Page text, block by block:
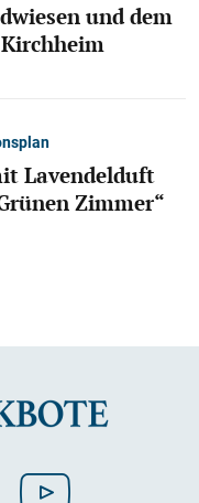
und dem
Lavendelduft
Zimmer“